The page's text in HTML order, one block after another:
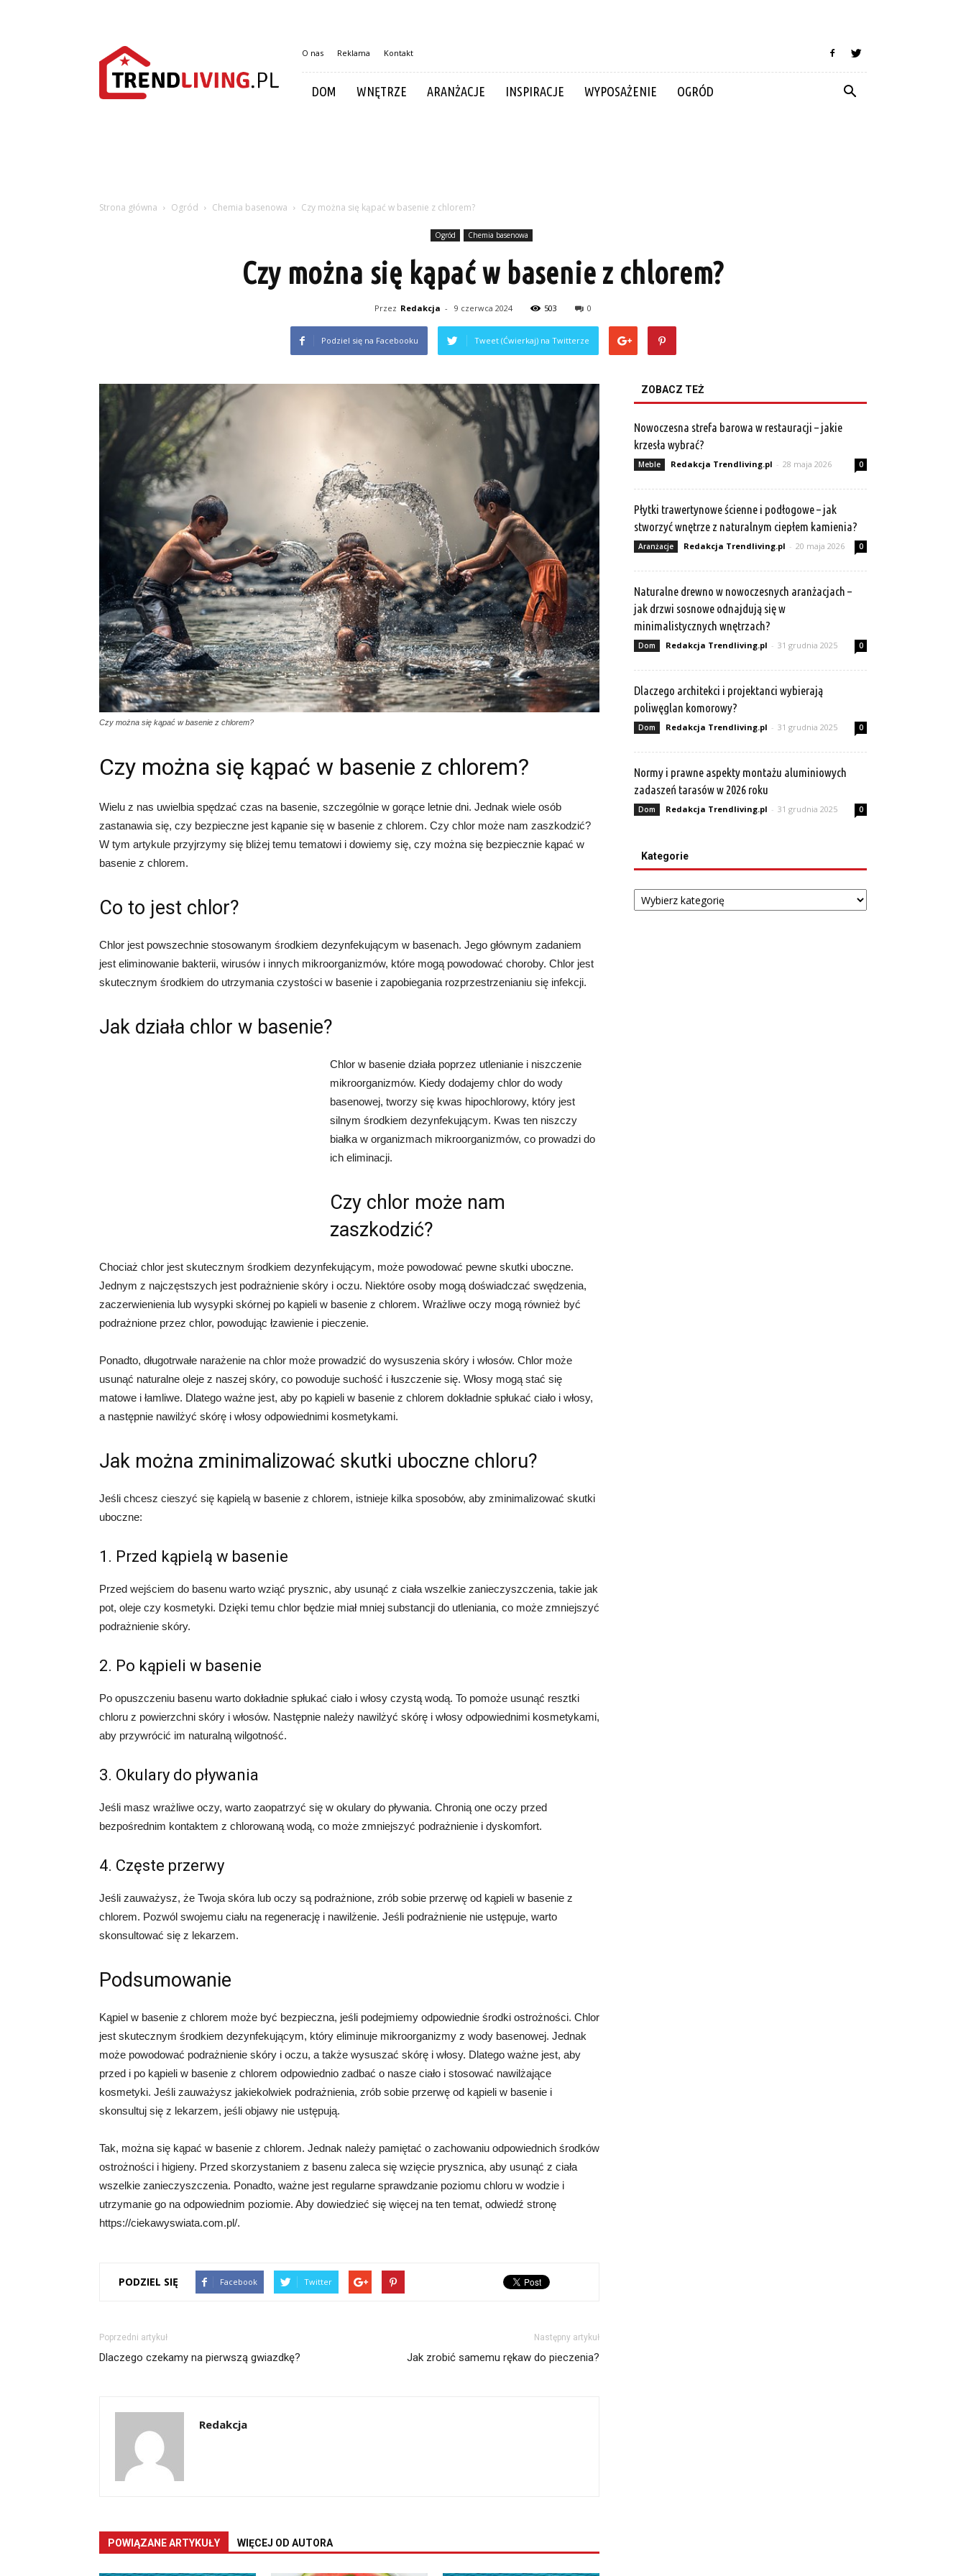
Trendliving.pl
O nas Reklama Kontakt
DOM WNĘTRZE ARANŻACJE INSPIRACJE WYPOSAŻENIE OGRÓD
Strona główna Ogród Chemia basenowa Czy można się kąpać w basenie z chlorem?
Ogród Chemia basenowa
Czy można się kąpać w basenie z chlorem?
Przez Redakcja - 9 czerwca 2024 503 0
Podziel się na Facebooku Tweet (Ćwierkaj) na Twitterze
Czy można się kąpać w basenie z chlorem?
Czy można się kąpać w basenie z chlorem?
Wielu z nas uwielbia spędzać czas na basenie, szczególnie w gorące letnie dni. Jednak wiele osób
zastanawia się, czy bezpieczne jest kąpanie się w basenie z chlorem. Czy chlor może nam zaszkodzić?
W tym artykule przyjrzymy się bliżej temu tematowi i dowiemy się, czy można się bezpiecznie kąpać w
basenie z chlorem.
Co to jest chlor?
Chlor jest powszechnie stosowanym środkiem dezynfekującym w basenach. Jego głównym zadaniem
jest eliminowanie bakterii, wirusów i innych mikroorganizmów, które mogą powodować choroby. Chlor jest
skutecznym środkiem do utrzymania czystości w basenie i zapobiegania rozprzestrzenianiu się infekcji.
Jak działa chlor w basenie?
Chlor w basenie działa poprzez utlenianie i niszczenie
mikroorganizmów. Kiedy dodajemy chlor do wody
basenowej, tworzy się kwas hipochlorowy, który jest
silnym środkiem dezynfekującym. Kwas ten niszczy
białka w organizmach mikroorganizmów, co prowadzi do
ich eliminacji.
Czy chlor może nam
zaszkodzić?
Chociaż chlor jest skutecznym środkiem dezynfekującym, może powodować pewne skutki uboczne.
Jednym z najczęstszych jest podrażnienie skóry i oczu. Niektóre osoby mogą doświadczać swędzenia,
zaczerwienienia lub wysypki skórnej po kąpieli w basenie z chlorem. Wrażliwe oczy mogą również być
podrażnione przez chlor, powodując łzawienie i pieczenie.
Ponadto, długotrwałe narażenie na chlor może prowadzić do wysuszenia skóry i włosów. Chlor może
usunąć naturalne oleje z naszej skóry, co powoduje suchość i łuszczenie się. Włosy mogą stać się
matowe i łamliwe. Dlatego ważne jest, aby po kąpieli w basenie z chlorem dokładnie spłukać ciało i włosy,
a następnie nawilżyć skórę i włosy odpowiednimi kosmetykami.
Jak można zminimalizować skutki uboczne chloru?
Jeśli chcesz cieszyć się kąpielą w basenie z chlorem, istnieje kilka sposobów, aby zminimalizować skutki
uboczne:
1. Przed kąpielą w basenie
Przed wejściem do basenu warto wziąć prysznic, aby usunąć z ciała wszelkie zanieczyszczenia, takie jak
pot, oleje czy kosmetyki. Dzięki temu chlor będzie miał mniej substancji do utleniania, co może zmniejszyć
podrażnienie skóry.
2. Po kąpieli w basenie
Po opuszczeniu basenu warto dokładnie spłukać ciało i włosy czystą wodą. To pomoże usunąć resztki
chloru z powierzchni skóry i włosów. Następnie należy nawilżyć skórę i włosy odpowiednimi kosmetykami,
aby przywrócić im naturalną wilgotność.
3. Okulary do pływania
Jeśli masz wrażliwe oczy, warto zaopatrzyć się w okulary do pływania. Chronią one oczy przed
bezpośrednim kontaktem z chlorowaną wodą, co może zmniejszyć podrażnienie i dyskomfort.
4. Częste przerwy
Jeśli zauważysz, że Twoja skóra lub oczy są podrażnione, zrób sobie przerwę od kąpieli w basenie z
chlorem. Pozwól swojemu ciału na regenerację i nawilżenie. Jeśli podrażnienie nie ustępuje, warto
skonsultować się z lekarzem.
Podsumowanie
Kąpiel w basenie z chlorem może być bezpieczna, jeśli podejmiemy odpowiednie środki ostrożności. Chlor
jest skutecznym środkiem dezynfekującym, który eliminuje mikroorganizmy z wody basenowej. Jednak
może powodować podrażnienie skóry i oczu, a także wysuszać skórę i włosy. Dlatego ważne jest, aby
przed i po kąpieli w basenie z chlorem odpowiednio zadbać o nasze ciało i stosować nawilżające
kosmetyki. Jeśli zauważysz jakiekolwiek podrażnienia, zrób sobie przerwę od kąpieli w basenie i
skonsultuj się z lekarzem, jeśli objawy nie ustępują.
Tak, można się kąpać w basenie z chlorem. Jednak należy pamiętać o zachowaniu odpowiednich środków
ostrożności i higieny. Przed skorzystaniem z basenu zaleca się wzięcie prysznica, aby usunąć z ciała
wszelkie zanieczyszczenia. Ponadto, ważne jest regularne sprawdzanie poziomu chloru w wodzie i
utrzymanie go na odpowiednim poziomie. Aby dowiedzieć się więcej na ten temat, odwiedź stronę
https://ciekawyswiata.com.pl/.
PODZIEL SIĘ Facebook Twitter
Poprzedni artykuł
Dlaczego czekamy na pierwszą gwiazdkę?
Następny artykuł
Jak zrobić samemu rękaw do pieczenia?
Redakcja
POWIĄZANE ARTYKUŁY WIĘCEJ OD AUTORA
ZOBACZ TEŻ
Nowoczesna strefa barowa w restauracji – jakie
krzesła wybrać?
Meble Redakcja Trendliving.pl - 28 maja 2026 0
Płytki trawertynowe ścienne i podłogowe – jak
stworzyć wnętrze z naturalnym ciepłem kamienia?
Aranżacje Redakcja Trendliving.pl - 20 maja 2026 0
Naturalne drewno w nowoczesnych aranżacjach –
jak drzwi sosnowe odnajdują się w
minimalistycznych wnętrzach?
Dom Redakcja Trendliving.pl - 31 grudnia 2025 0
Dlaczego architekci i projektanci wybierają
poliwęglan komorowy?
Dom Redakcja Trendliving.pl - 31 grudnia 2025 0
Normy i prawne aspekty montażu aluminiowych
zadaszeń tarasów w 2026 roku
Dom Redakcja Trendliving.pl - 31 grudnia 2025 0
Kategorie
Kategorie